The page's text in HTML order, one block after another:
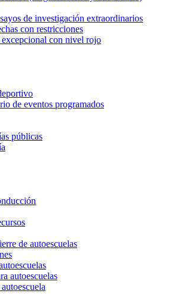
de investigación extraordinarios
con restricciones
con nivel rojo
de eventos programados
públicas
de autoescuelas
autoescuelas